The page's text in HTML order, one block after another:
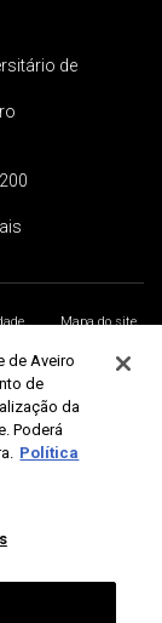
de
Mapa do site
de Aveiro
de
da
Poderá
Política